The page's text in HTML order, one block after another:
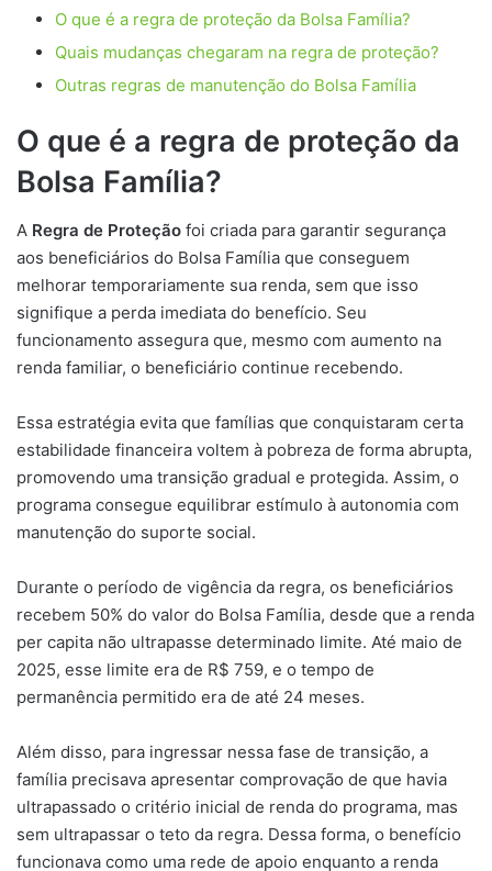
O que é a regra de proteção da Bolsa Família?
Quais mudanças chegaram na regra de proteção?
Outras regras de manutenção do Bolsa Família
O que é a regra de proteção da
Bolsa Família?
A Regra de Proteção foi criada para garantir segurança
aos beneficiários do Bolsa Família que conseguem
melhorar temporariamente sua renda, sem que isso
signifique a perda imediata do benefício. Seu
funcionamento assegura que, mesmo com aumento na
renda familiar, o beneficiário continue recebendo.
Essa estratégia evita que famílias que conquistaram certa
estabilidade financeira voltem à pobreza de forma abrupta,
promovendo uma transição gradual e protegida. Assim, o
programa consegue equilibrar estímulo à autonomia com
manutenção do suporte social.
Durante o período de vigência da regra, os beneficiários
recebem 50% do valor do Bolsa Família, desde que a renda
per capita não ultrapasse determinado limite. Até maio de
2025, esse limite era de R$ 759, e o tempo de
permanência permitido era de até 24 meses.
Além disso, para ingressar nessa fase de transição, a
família precisava apresentar comprovação de que havia
ultrapassado o critério inicial de renda do programa, mas
sem ultrapassar o teto da regra. Dessa forma, o benefício
funcionava como uma rede de apoio enquanto a renda